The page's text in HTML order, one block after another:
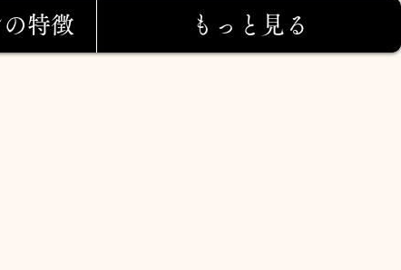
特徴 もっと見る